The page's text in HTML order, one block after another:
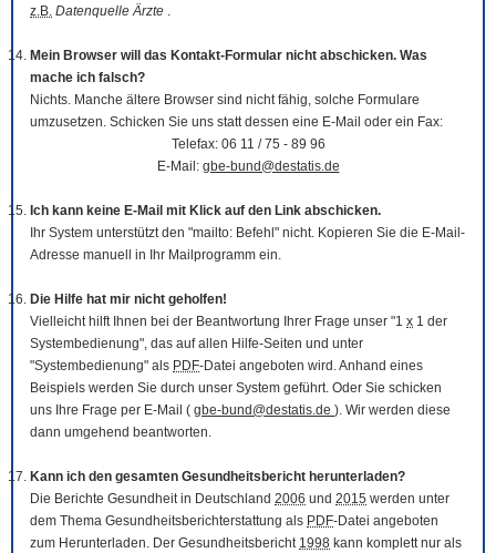
z.B. Datenquelle Ärzte .
Mein Browser will das Kontakt-Formular nicht abschicken. Was
mache ich falsch?
Nichts. Manche ältere Browser sind nicht fähig, solche Formulare
umzusetzen. Schicken Sie uns statt dessen eine E-Mail oder ein Fax:
Telefax: 06 11 / 75 - 89 96
E-Mail: gbe-bund@destatis.de
Ich kann keine E-Mail mit Klick auf den Link abschicken.
Ihr System unterstützt den "mailto: Befehl" nicht. Kopieren Sie die E-Mail-
Adresse manuell in Ihr Mailprogramm ein.
Die Hilfe hat mir nicht geholfen!
Vielleicht hilft Ihnen bei der Beantwortung Ihrer Frage unser "1 x 1 der
Systembedienung", das auf allen Hilfe-Seiten und unter
"Systembedienung" als PDF-Datei angeboten wird. Anhand eines
Beispiels werden Sie durch unser System geführt. Oder Sie schicken
uns Ihre Frage per E-Mail ( gbe-bund@destatis.de ). Wir werden diese
dann umgehend beantworten.
Kann ich den gesamten Gesundheitsbericht herunterladen?
Die Berichte Gesundheit in Deutschland 2006 und 2015 werden unter
dem Thema Gesundheitsberichterstattung als PDF-Datei angeboten
zum Herunterladen. Der Gesundheitsbericht 1998 kann komplett nur als